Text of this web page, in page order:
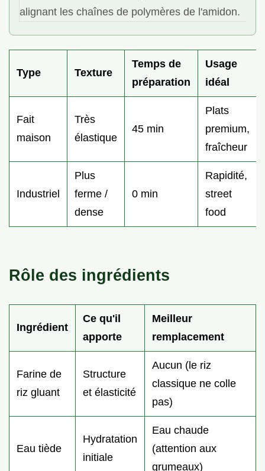
alignant les chaînes de polymères de l'amidon.
Type Texture
Temps de
préparation
Usage
idéal
Fait
maison
Très
élastique
45 min
Plats
premium,
fraîcheur
Industriel
Plus
ferme /
dense
0 min
Rapidité,
street
food
Rôle des ingrédients
Ingrédient
Ce qu'il
apporte
Meilleur
remplacement
Farine de
riz gluant
Structure
et élasticité
Aucun (le riz
classique ne colle
pas)
Eau tiède
Hydratation
initiale
Eau chaude
(attention aux
grumeaux)